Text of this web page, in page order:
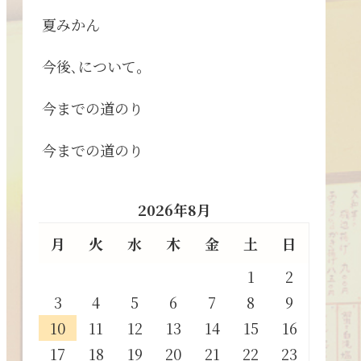
夏みかん
今後､について。
今までの道のり
今までの道のり
2026年8月
月
火 水 木 金 土
日
1
2
3
4 5 6 7 8
9
10
11 12 13 14 15
16
17
18 19 20 21 22 23